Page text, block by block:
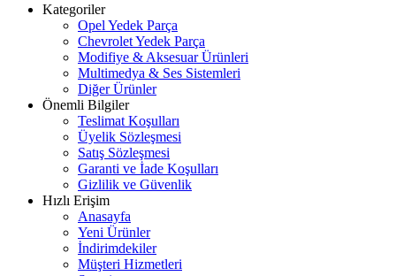
Kategoriler
Opel Yedek Parça
Chevrolet Yedek Parça
Modifiye & Aksesuar Ürünleri
Multimedya & Ses Sistemleri
Diğer Ürünler
Önemli Bilgiler
Teslimat Koşulları
Üyelik Sözleşmesi
Satış Sözleşmesi
Garanti ve İade Koşulları
Gizlilik ve Güvenlik
Hızlı Erişim
Anasayfa
Yeni Ürünler
İndirimdekiler
Müşteri Hizmetleri